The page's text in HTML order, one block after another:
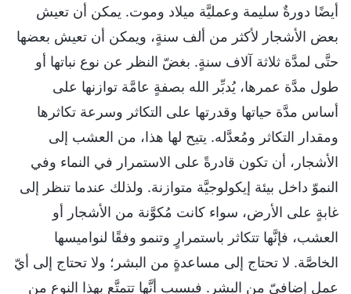
أيضًا دورةٌ سليمة وعمليَّة ميلاد وموت. يمكن أن تعيش
بعض الأشجار لأكثر من ألف سنةٍ، ويمكن أن تعيش بعضها
حتَّى لمدَّة ثلاثة آلاف سنةٍ. بغضّ النظر عن نوع نباتها أو
طول مدَّة عمرها، يُدبِّر الله بصفةٍ عامَّة توازنها على
أساس مدَّة حياتها وقدرتها على التكاثر وسرعة تكاثرها
ومقدار التكاثر ومُعدَّله. يتيح لها هذا، من العشب إلى
الأشجار، أن تكون قادرةً على الاستمرار في النماء وفي
النموّ داخل بيئة إيكولوجيَّة متوازنة. ولذلك عندما تنظر إلى
غابةٍ على الأرض، سواء كانت مُكوَّنة من الأشجار أو
العشب، فإنَّها تتكاثر باستمرارٍ وتنمو وفقًا لنواميسها
الخاصَّة. لا تحتاج إلى مساعدةٍ من البشر؛ ولا تحتاج إلى أيّ
عملٍ إضافيّ من البشر. فبسبب أنَّها تتمتَّع بهذا النوع من